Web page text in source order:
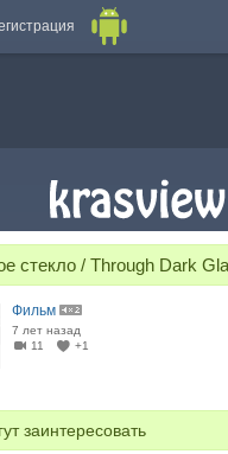
стекло / Through Dark
Фильм
7 лет назад
11
+1
заинтересовать